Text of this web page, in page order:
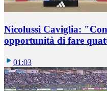
Nicolussi Caviglia:
opportunità di fare
01:03